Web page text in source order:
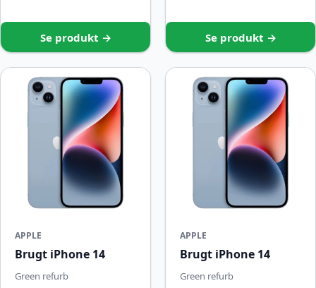
Se produkt → Se produkt →
APPLE
Brugt iPhone 14
Green refurb
APPLE
Brugt iPhone 14
Green refurb